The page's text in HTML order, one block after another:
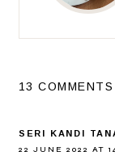
13 COMMENTS
SERI KANDI
22 JUNE 2022 AT